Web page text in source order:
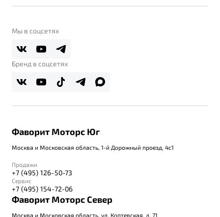
Belgee Линк
Реферальная программа
О дилерском центре
Правовая информация
Мы в соцсетях
Бренд в соцсетях
Фаворит Моторс Юг
Москва и Московская область, 1-й Дорожный проезд, 4с1
Продажи
+7 (495) 126-50-73
Сервис
+7 (495) 154-72-06
Фаворит Моторс Север
Москва и Московская область, ул. Коптевская, д. 71